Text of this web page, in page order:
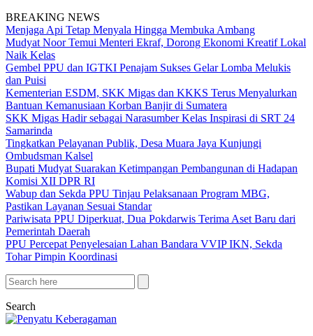
BREAKING NEWS
Menjaga Api Tetap Menyala Hingga Membuka Ambang
Mudyat Noor Temui Menteri Ekraf, Dorong Ekonomi Kreatif Lokal
Naik Kelas
Gembel PPU dan IGTKI Penajam Sukses Gelar Lomba Melukis
dan Puisi
Kementerian ESDM, SKK Migas dan KKKS Terus Menyalurkan
Bantuan Kemanusiaan Korban Banjir di Sumatera
SKK Migas Hadir sebagai Narasumber Kelas Inspirasi di SRT 24
Samarinda
Tingkatkan Pelayanan Publik, Desa Muara Jaya Kunjungi
Ombudsman Kalsel
Bupati Mudyat Suarakan Ketimpangan Pembangunan di Hadapan
Komisi XII DPR RI
Wabup dan Sekda PPU Tinjau Pelaksanaan Program MBG,
Pastikan Layanan Sesuai Standar
Pariwisata PPU Diperkuat, Dua Pokdarwis Terima Aset Baru dari
Pemerintah Daerah
PPU Percepat Penyelesaian Lahan Bandara VVIP IKN, Sekda
Tohar Pimpin Koordinasi
Search